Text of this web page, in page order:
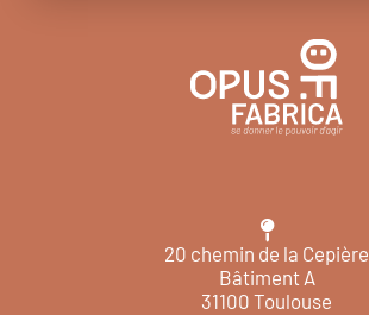
20 chemin de la Cepière
Bâtiment A
31100 Toulouse